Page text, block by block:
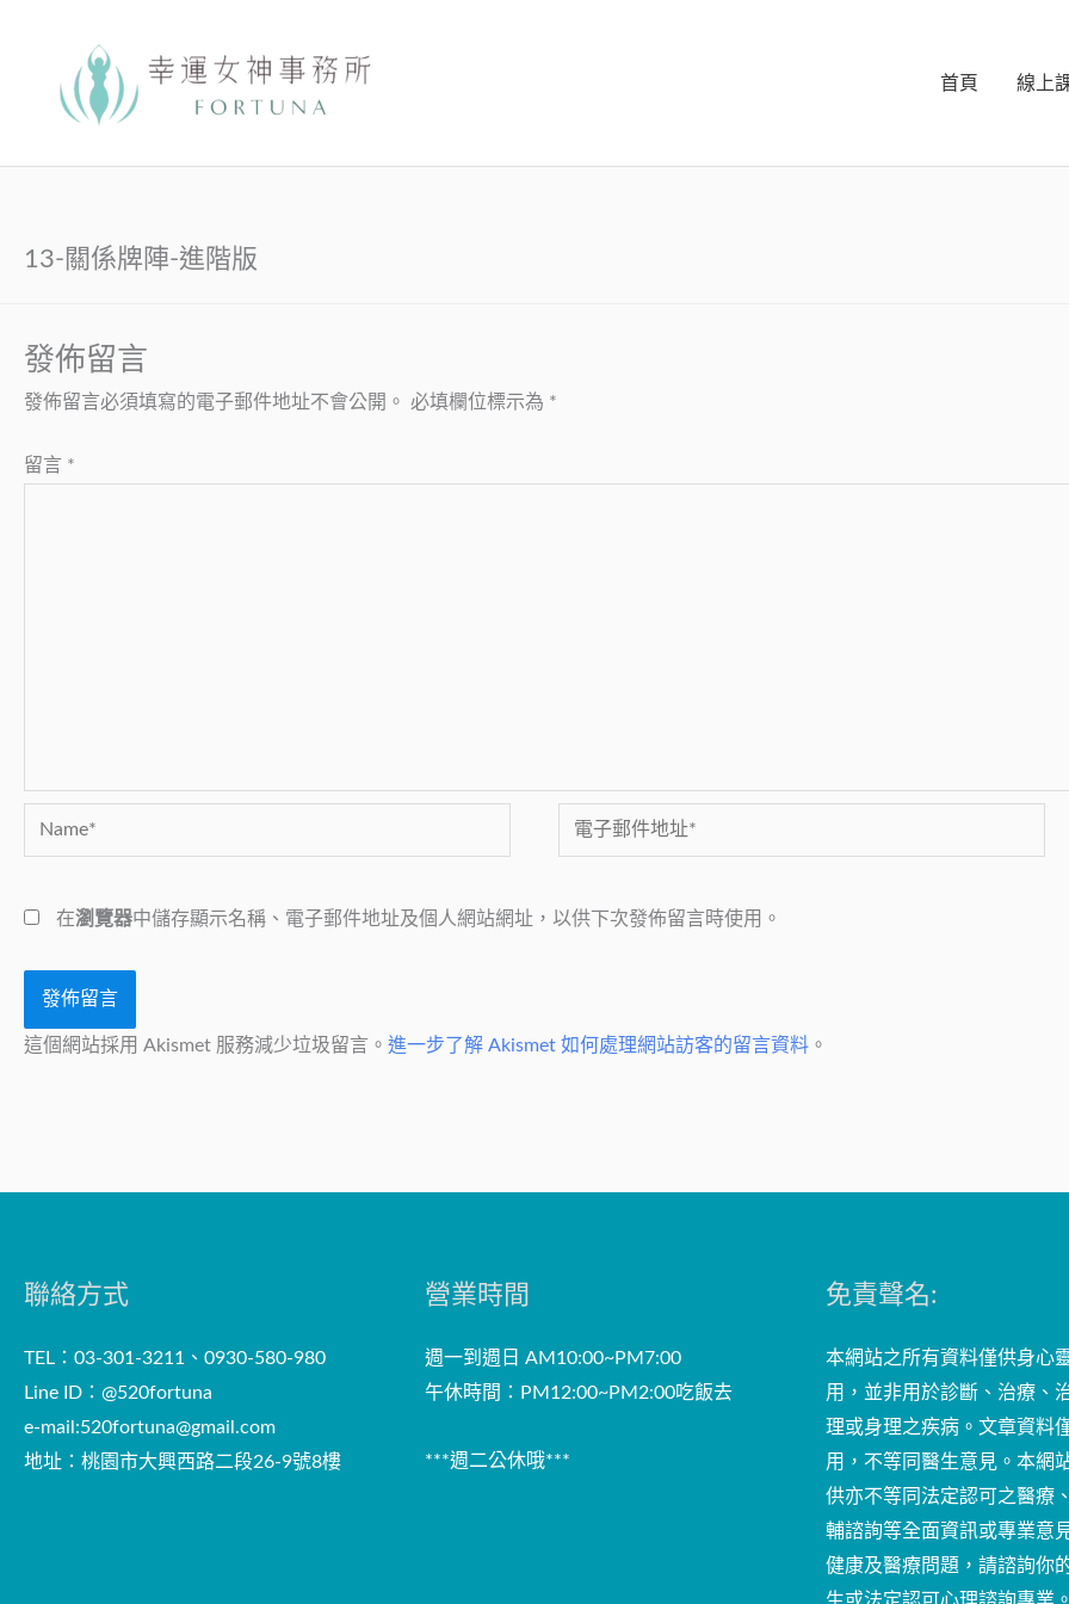
首頁 線上
13-關係牌陣-進階版
發佈留言
發佈留言必須填寫的電子郵件地址不會公開。 必填欄位標示為 *
留言 *
Name*
電
子
件
在瀏覽器中儲存顯示名稱、電子郵件地址及個人網站網址，以供下次發佈留言時使用。
這個網站採用 Akismet 服務減少垃圾留言。 進一步了解 Akismet 如何處理網站訪客的留言資料 。
聯絡方式
TEL：03-301-3211、0930-580-980
Line ID：@520fortuna
e-mail:520fortuna@gmail.com
地址：桃園市大興西路二段26-9號8樓
營業時間
週一到週日 AM10:00~PM7:00
午休時間：PM12:00~PM2:00吃飯去
***週二公休哦***
免責聲名:
本網站之所有資料僅供身心
用，並非用於診斷、治療、
理或身理之疾病。文章資料
用，不等同醫生意見。本網
供亦不等同法定認可之醫療
輔諮詢等全面資訊或專業意
健康及醫療問題，請諮詢你